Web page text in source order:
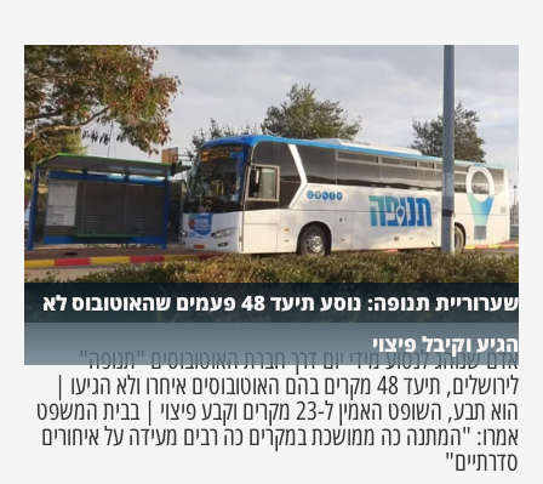
שערוריית תנופה: נוסע תיעד 48 פעמים שהאוטובוס לא
הגיע וקיבל פיצוי
אדם שנוהג לנסוע מידי יום דרך חברת האוטובוסים "תנופה"
לירושלים, תיעד 48 מקרים בהם האוטובוסים איחרו ולא הגיעו |
הוא תבע, השופט האמין ל-23 מקרים וקבע פיצוי | בבית המשפט
אמרו: "המתנה כה ממושכת במקרים כה רבים מעידה על איחורים
סדרתיים"